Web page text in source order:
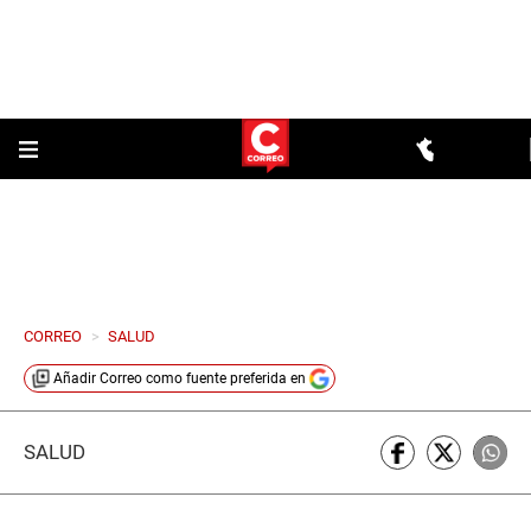
CORREO > SALUD
Añadir Correo como fuente preferida en
SALUD